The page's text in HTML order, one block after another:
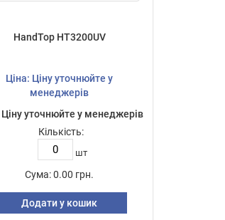
HandTop HT3200UV
Ціна: Ціну уточнюйте у
менеджерів
уточнюйте у менеджерів
Кількість:
шт
Сума: 0.00 грн.
Додати у кошик